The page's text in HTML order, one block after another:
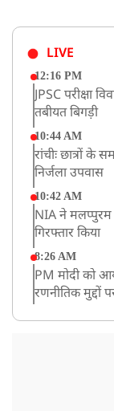
LIVE
12:16 PM
JPSC परीक्षा
तबीयत बिगड़ी
10:44 AM
रांचीः छात्रों के
निर्जला उपवास
10:42 AM
NIA ने मलप्पुरम
गिरफ्तार किया
8:26 AM
PM मोदी को
रणनीतिक मुद्दों
रांची: छात्रों